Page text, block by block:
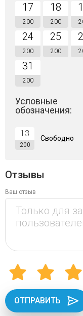
17
200
18
200
24
200
25
200
31
200
Условные
обозначения:
13
200
Свободно
Отзывы
Ваш отзыв
ОТПРАВИТЬ